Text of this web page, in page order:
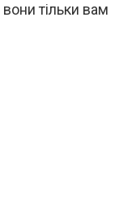
тільки вам